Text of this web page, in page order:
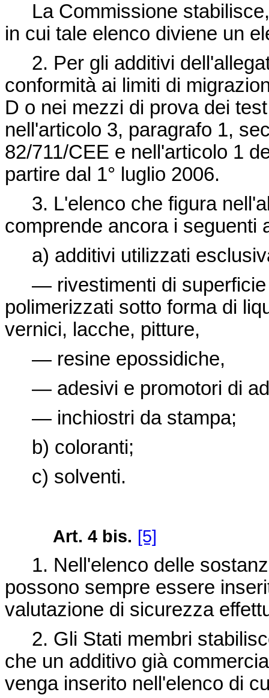
La Commissione
in cui tale elenco diviene un
2. Per gli additivi
conformità ai limiti di
D o nei mezzi di prova dei
nell'articolo 3, paragrafo 1,
82/711/CEE e nell'articolo 1
partire dal 1° luglio 2006.
3. L'elenco che figura
comprende ancora i seguenti
a) additivi utilizzati
— rivestimenti di superficie
polimerizzati sotto forma di
vernici, lacche, pitture,
— resine epossidiche,
— adesivi e promotori di
— inchiostri da stampa;
b) coloranti;
c) solventi.
Art. 4 bis. [5]
1. Nell'elenco delle
possono sempre essere
valutazione di sicurezza
2. Gli Stati membri
che un additivo già
venga inserito nell'elenco di